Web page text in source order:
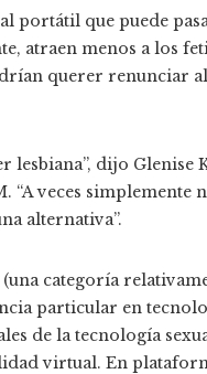
portátil que puede
atraen menos a los
querer renunciar
lesbiana”, dijo Glenise
“A veces simplemente
alternativa”.
categoría
particular en
de la tecnología
virtual. En